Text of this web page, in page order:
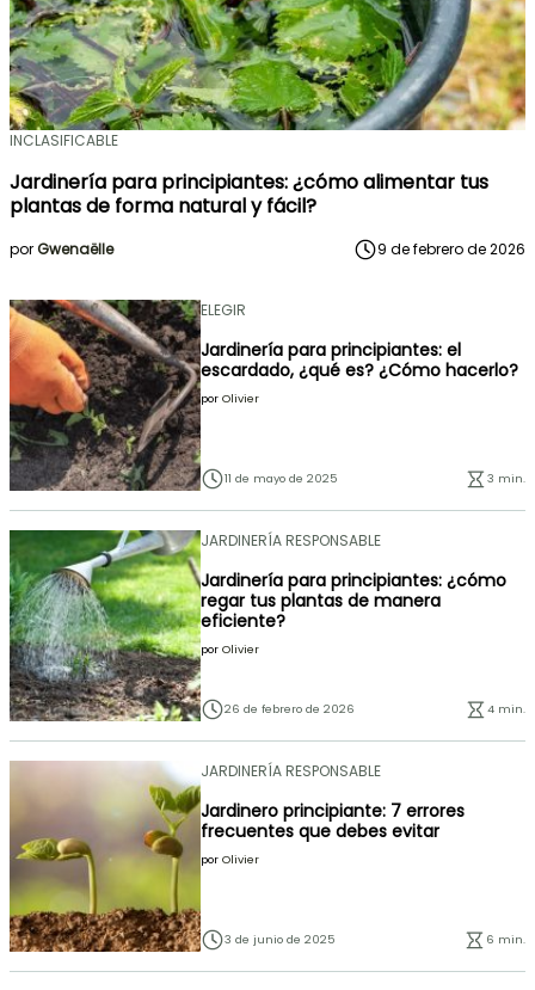
INCLASIFICABLE
Jardinería para principiantes: ¿cómo alimentar tus
plantas de forma natural y fácil?
porGwenaëlle 9 de febrero de 2026
ELEGIR
Jardinería para principiantes: el
escardado, ¿qué es? ¿Cómo hacerlo?
por Olivier
11 de mayo de 2025 3 min.
JARDINERÍA RESPONSABLE
Jardinería para principiantes: ¿cómo
regar tus plantas de manera
eficiente?
por Olivier
26 de febrero de 2026 4 min.
JARDINERÍA RESPONSABLE
Jardinero principiante: 7 errores
frecuentes que debes evitar
por Olivier
3 de junio de 2025 6 min.